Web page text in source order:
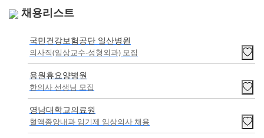
채용리스트
국민건강보험공단 일산병원
의사직(임상교수-성형외과) 모집
용원휴요양병원
한의사 선생님 모집
영남대학교의료원
혈액종양내과 임기제 임상의사 채용